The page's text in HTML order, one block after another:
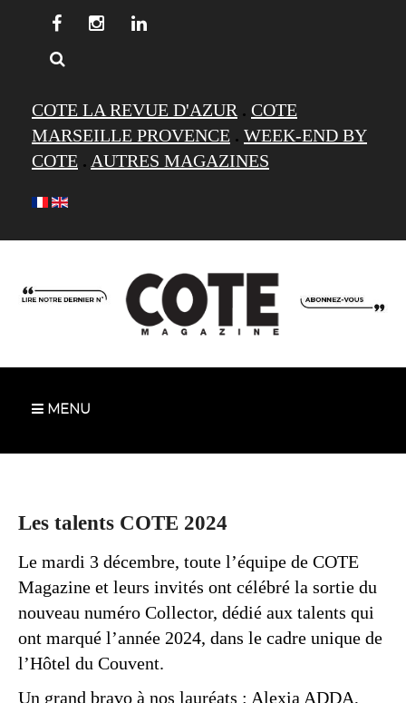
COTE LA REVUE D'AZUR . COTE
MARSEILLE PROVENCE . WEEK-END BY
COTE . AUTRES MAGAZINES
MENU
Les talents COTE 2024
Le mardi 3 décembre, toute l’équipe de COTE
Magazine et leurs invités ont célébré la sortie du
nouveau numéro Collector, dédié aux talents qui
ont marqué l’année 2024, dans le cadre unique de
l’Hôtel du Couvent.
Un grand bravo à nos lauréats : Alexia ADDA,